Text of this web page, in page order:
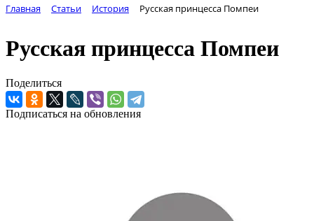
Главная Статьи История Русская принцесса Помпеи
Русская принцесса Помпеи
Поделиться
Подписаться на обновления